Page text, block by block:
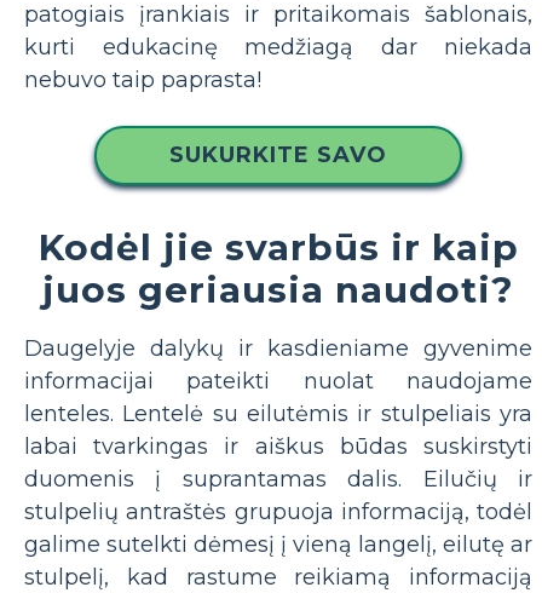
patogiais įrankiais ir pritaikomais šablonais,
kurti edukacinę medžiagą dar niekada
nebuvo taip paprasta!
SUKURKITE SAVO
Kodėl jie svarbūs ir kaip
juos geriausia naudoti?
Daugelyje dalykų ir kasdieniame gyvenime
informacijai pateikti nuolat naudojame
lenteles. Lentelė su eilutėmis ir stulpeliais yra
labai tvarkingas ir aiškus būdas suskirstyti
duomenis į suprantamas dalis. Eilučių ir
stulpelių antraštės grupuoja informaciją, todėl
galime sutelkti dėmesį į vieną langelį, eilutę ar
stulpelį, kad rastume reikiamą informaciją